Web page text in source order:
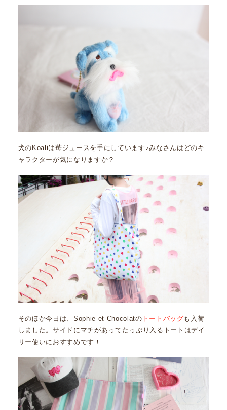
犬のKoaliは苺ジュースを手にしています♪みなさんはどのキ
ャラクターが気になりますか？
そのほか今日は、Sophie et Chocolatの トートバッグも入荷
しました。サイドにマチがあってたっぷり入るトートはデイ
リー使いにおすすめです！